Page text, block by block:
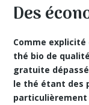
Des
Comme
thé bio de qualité
gratuite
le thé étant des
particulièrement